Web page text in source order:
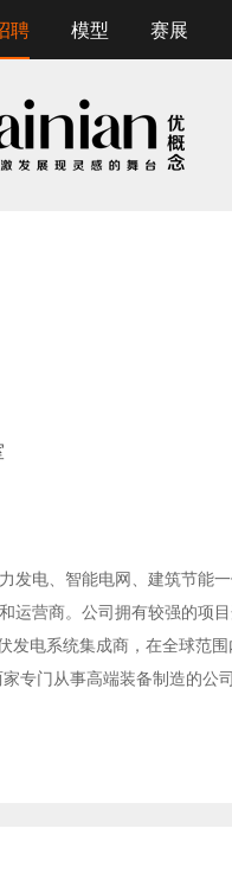
聘 模型 赛展
电、智能电网、建筑节能
营商。公司拥有较强的项
电系统集成商，在全球范
专门从事高端装备制造的